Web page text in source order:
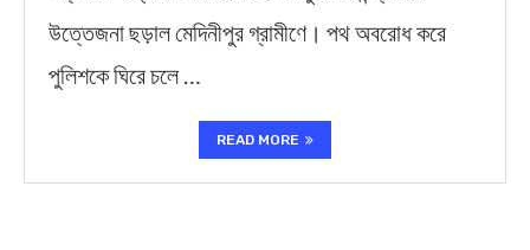
উত্তেজনা ছড়াল মেদিনীপুর গ্রামীণে। পথ অবরোধ করে
পুলিশকে ঘিরে চলে …
READ MORE